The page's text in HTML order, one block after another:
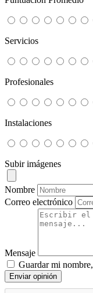
Servicios
Profesionales
Instalaciones
Subir imágenes
Nombre
Correo electrónico
Mensaje
Guardar mi
Enviar opinión